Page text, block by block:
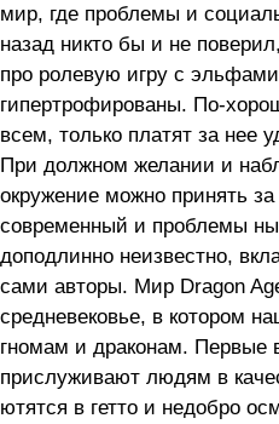
мир, где проблемы и
назад никто бы и не
про ролевую игру с
гипертрофированы. По-
всем, только платят за нее
При должном желании и
окружение можно принять
современный и проблемы
доподлинно неизвестно,
сами авторы. Мир Dragon
средневековье, в котором
гномам и драконам. Первые
прислуживают людям в
ютятся в гетто и недобро